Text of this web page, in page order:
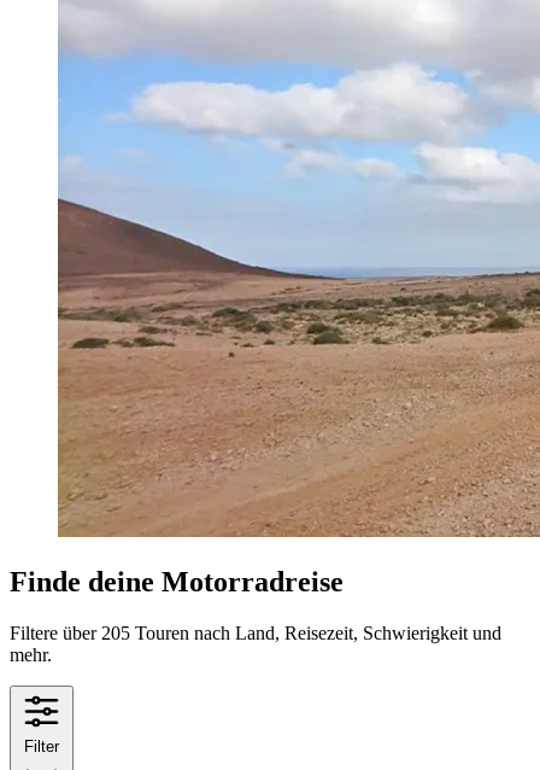
Finde deine Motorradreise
Filtere über 205 Touren nach Land, Reisezeit, Schwierigkeit und
mehr.
Filter